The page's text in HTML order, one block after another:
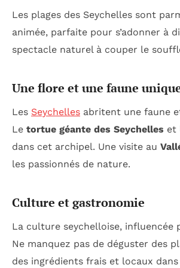
Les plages des Seychelles sont
animée, parfaite pour s’adonner à
spectacle naturel à couper le
Une flore et une faune
Les Seychelles abritent une faune
Le tortue géante des Seychelles et
dans cet archipel. Une visite au
les passionnés de nature.
Culture et gastronomie
La culture seychelloise, influencée
Ne manquez pas de déguster des
des ingrédients frais et locaux